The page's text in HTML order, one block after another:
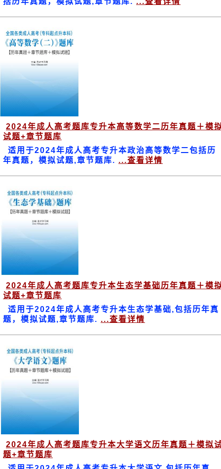
2024年成人高考题库专升本高等数学二历年真题＋模
试题+章节题库
适用于2024年成人高考专升本政治高等数学二包括历
年真题，模拟试题,章节题库. ...查看详情
2024年成人高考题库专升本生态学基础历年真题＋模
试题+章节题库
适用于2024年成人高考专升本生态学基础,包括历年真
题，模拟试题,章节题库. ...查看详情
2024年成人高考题库专升本大学语文历年真题＋模拟
题+章节题库